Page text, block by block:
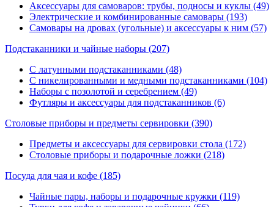
Аксессуары для самоваров: трубы, подносы и куклы (49)
Электрические и комбинированные самовары (193)
Самовары на дровах (угольные) и аксессуары к ним (57)
Подстаканники и чайные наборы (207)
С латунными подстаканниками (48)
С никелированными и медными подстаканниками (104)
Наборы с позолотой и серебрением (49)
Футляры и аксессуары для подстаканников (6)
Столовые приборы и предметы сервировки (390)
Предметы и аксессуары для сервировки стола (172)
Столовые приборы и подарочные ложки (218)
Посуда для чая и кофе (185)
Чайные пары, наборы и подарочные кружки (119)